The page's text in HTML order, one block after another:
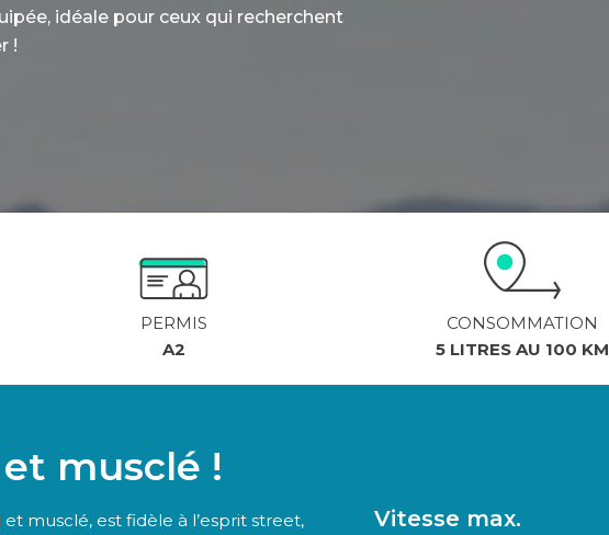
idéale pour ceux qui recherchent
!
PERMIS
A2
CONSOMMATION
5 LITRES AU 100 KM
musclé !
musclé, est fidèle à l’esprit street,
Vitesse max.